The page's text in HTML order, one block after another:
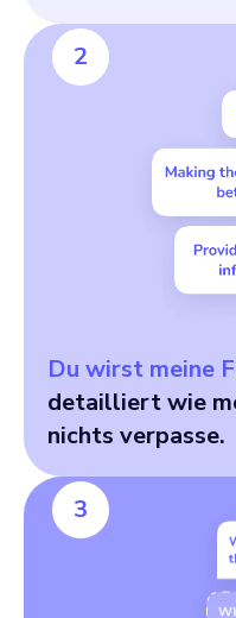
Du wirst meine
detailliert wie
nichts verpasse.
2
3